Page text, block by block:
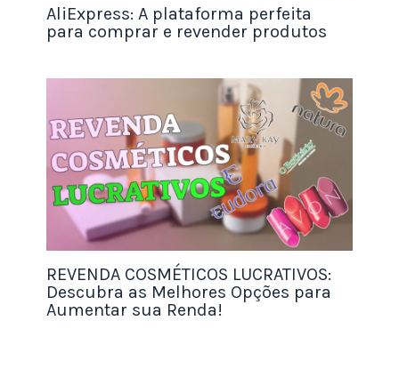
Cores do Nordeste
Festa com Axé
Engraçados e Descolados
Bafafá Decor
Confete no Cabelo
Bagunça Delux
Dá-lhe Balão!
Festou!
Pé de Festa
Xô Tédio Eventos
AliExpress: A plataforma perfeita
para comprar e revender produtos
REVENDA COSMÉTICOS LUCRATIVOS:
Descubra as Melhores Opções para
Aumentar sua Renda!